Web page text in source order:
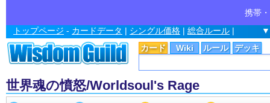
携帯
カード Wiki ルール デッキ
トップページ - カードデータ | シングル価格 | 総合ルール |
世界魂の憤怒/Worldsoul's Rage